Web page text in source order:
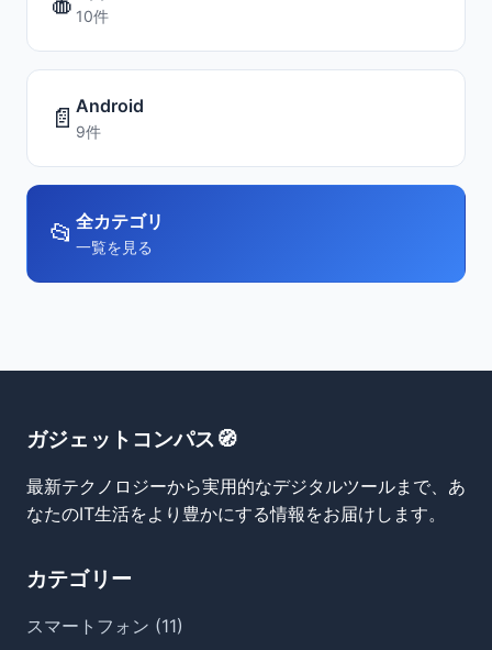
10件
📄 Android
9件
📂 全カテゴリ
一覧を見る
ガジェットコンパス🧭
最新テクノロジーから実用的なデジタルツールまで、あ
なたのIT生活をより豊かにする情報をお届けします。
カテゴリー
スマートフォン (11)